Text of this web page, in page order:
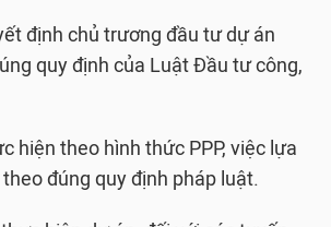
định chủ trương đầu tư dự án
quy định của Luật Đầu tư công,
hiện theo hình thức PPP, việc lựa
đúng quy định pháp luật.